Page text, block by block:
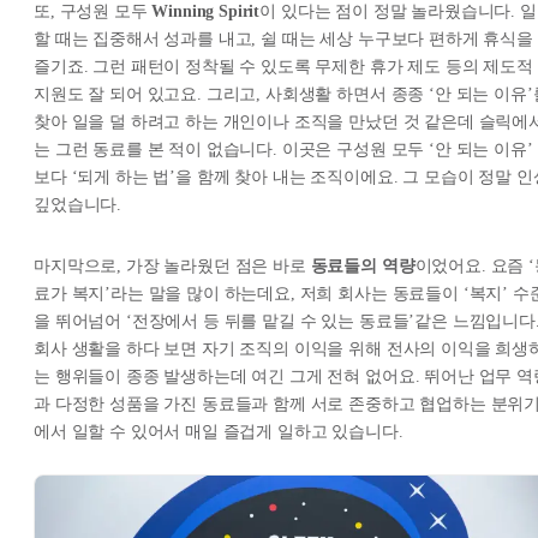
또, 구성원 모두Winning Spirit이 있다는 점이 정말 놀라웠습니다. 일
할 때는 집중해서 성과를 내고, 쉴 때는 세상 누구보다 편하게 휴식을
즐기죠. 그런 패턴이 정착될 수 있도록 무제한 휴가 제도 등의 제도적
지원도 잘 되어 있고요. 그리고, 사회생활 하면서 종종 ‘안 되는 이유’
찾아 일을 덜 하려고 하는 개인이나 조직을 만났던 것 같은데 슬릭에
는 그런 동료를 본 적이 없습니다. 이곳은 구성원 모두 ‘안 되는 이유’
보다 ‘되게 하는 법’을 함께 찾아 내는 조직이에요. 그 모습이 정말 인
깊었습니다.
마지막으로, 가장 놀라웠던 점은 바로 동료들의 역량이었어요. 요즘 ‘
료가 복지’라는 말을 많이 하는데요, 저희 회사는 동료들이 ‘복지’ 수
을 뛰어넘어 ‘전장에서 등 뒤를 맡길 수 있는 동료들’같은 느낌입니
회사 생활을 하다 보면 자기 조직의 이익을 위해 전사의 이익을 희생
는 행위들이 종종 발생하는데 여긴 그게 전혀 없어요. 뛰어난 업무 역
과 다정한 성품을 가진 동료들과 함께 서로 존중하고 협업하는 분위
에서 일할 수 있어서 매일 즐겁게 일하고 있습니다.